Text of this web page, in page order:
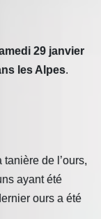
29 janvier
les Alpes.
tanière de l’ours,
ayant été
ours a été